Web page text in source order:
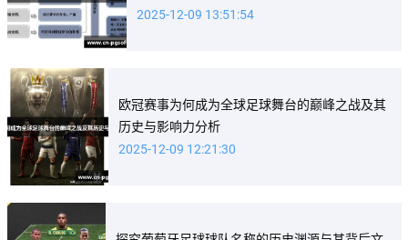
2025-12-09 13:51:54
欧冠赛事为何成为全球足球舞台的巅峰之战及其
历史与影响力分析
2025-12-09 12:21:30